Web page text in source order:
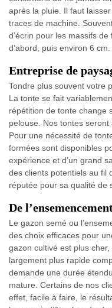
après la pluie. Il faut
traces de machine.
d’écrin pour les massifs
d’abord, puis environ 6 cm.
Entreprise de
Tondre plus souvent votre
La tonte se fait
répétition de tonte change
pelouse. Nos tontes seront
Pour une nécessité de
formées sont disponibles
expérience et d’un grand
des clients potentiels au fil
réputée pour sa qualité de
De
Le gazon semé ou
des choix efficaces pour
gazon cultivé est plus
largement plus rapide
demande une durée
mature. Certains de nos
effet, facile à faire, le